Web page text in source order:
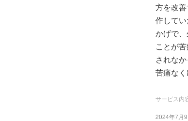
方を改
作して
かげで
ことが
されな
苦痛な
サービス内
2024年7月